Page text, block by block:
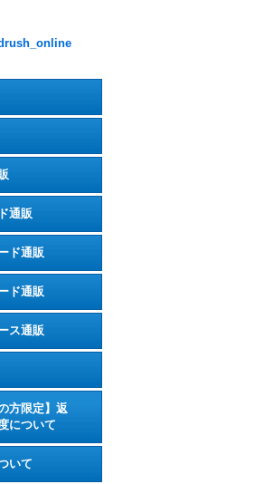
通販
ド通販
ド通販
ス通販
方限定】返
について
いて